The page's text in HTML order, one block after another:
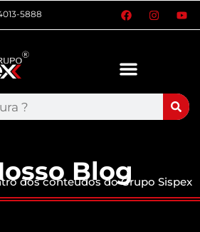
5888
Blog
dos conteúdos do Grupo Sispex